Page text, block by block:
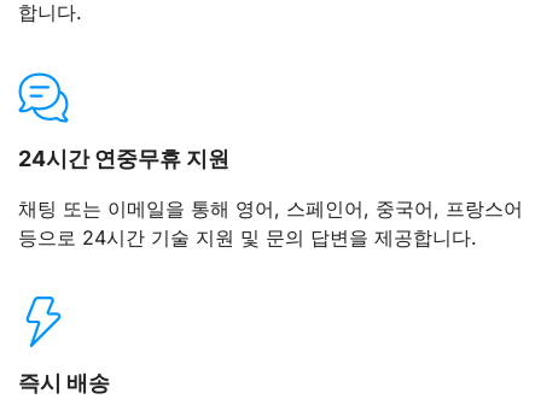
합니다.
24시간 연중무휴 지원
채팅 또는 이메일을 통해 영어, 스페인어, 중국어, 프랑스어
등으로 24시간 기술 지원 및 문의 답변을 제공합니다.
즉시 배송